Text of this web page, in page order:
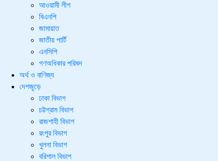
আওয়ামী লীগ
বিএনপি
জামায়াত
জাতীয় পার্টি
এনসিপি
গণঅধিকার পরিষদ
অর্থ ও বাণিজ্য
দেশজুড়ে
ঢাকা বিভাগ
চট্টগ্রাম বিভাগ
রাজশাহী বিভাগ
রংপুর বিভাগ
খুলনা বিভাগ
বরিশাল বিভাগ